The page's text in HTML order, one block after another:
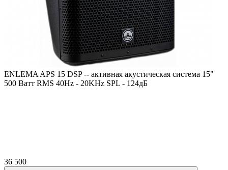
ENLEMA APS 15 DSP -- активная акустическая система 15"
500 Ватт RMS 40Hz - 20KHz SPL - 124дБ
36 500